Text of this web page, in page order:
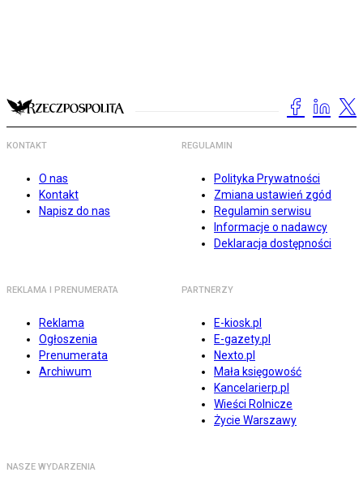
KONTAKT
O nas
Kontakt
Napisz do nas
REGULAMIN
Polityka Prywatności
Zmiana ustawień zgód
Regulamin serwisu
Informacje o nadawcy
Deklaracja dostępności
REKLAMA I PRENUMERATA
Reklama
Ogłoszenia
Prenumerata
Archiwum
PARTNERZY
E-kiosk.pl
E-gazety.pl
Nexto.pl
Mała księgowość
Kancelarierp.pl
Wieści Rolnicze
Życie Warszawy
NASZE WYDARZENIA